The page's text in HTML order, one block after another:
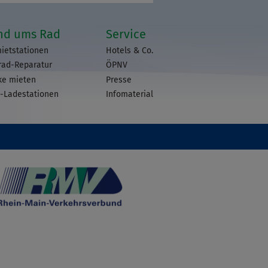
ums Rad
Reparatur
mieten
Ladestationen
Service
Hotels & Co.
ÖPNV
Presse
Infomaterial